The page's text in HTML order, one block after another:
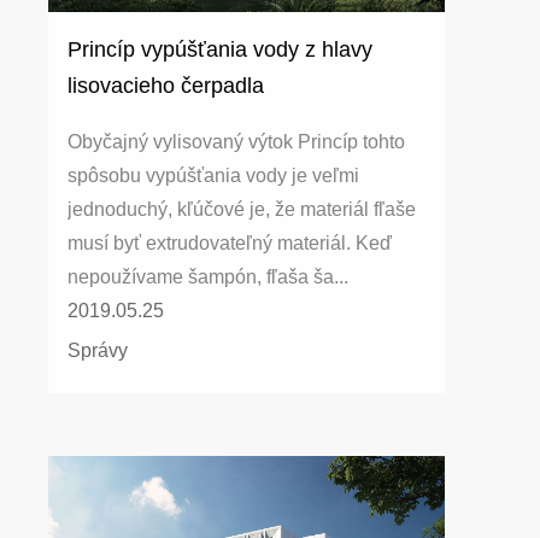
Princíp vypúšťania vody z hlavy
lisovacieho čerpadla
Obyčajný vylisovaný výtok Princíp tohto
spôsobu vypúšťania vody je veľmi
jednoduchý, kľúčové je, že materiál fľaše
musí byť extrudovateľný materiál. Keď
nepoužívame šampón, fľaša ša...
2019.05.25
Správy